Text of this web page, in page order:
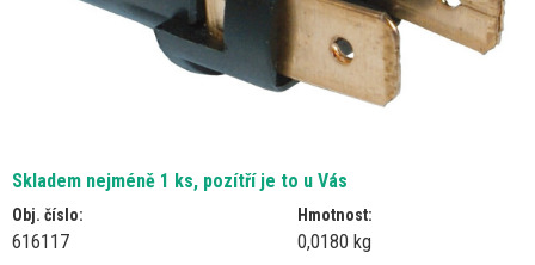
Skladem nejméně 1 ks, pozítří je to u Vás
Obj. číslo:
616117
Hmotnost:
0,0180 kg